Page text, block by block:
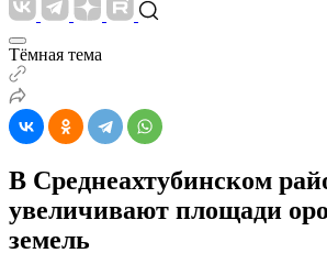
Тёмная тема
В Среднеахтубинском
увеличивают площади
земель